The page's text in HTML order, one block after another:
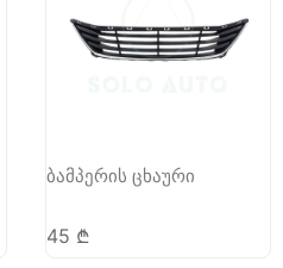
ბამპერის ცხაური
45 ₾